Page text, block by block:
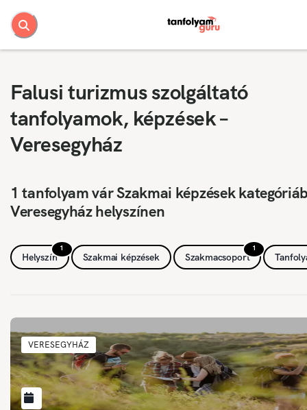
Falusi turizmus szolgáltató
tanfolyamok, képzések –
Veresegyház
1 tanfolyam vár Szakmai képzések
Veresegyház helyszínen
1
Helyszín Szakmai képzések
1
Szakmacsoport
VERESEGYHÁZ